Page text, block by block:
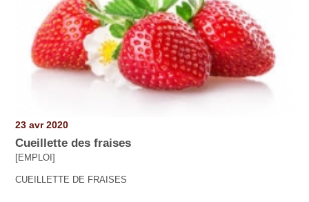
23 avr 2020
Cueillette des fraises
[EMPLOI]
CUEILLETTE DE FRAISES